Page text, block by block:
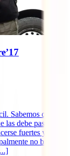
Sabemos que la
las debe pasar. Si
fuertes y
no bajar